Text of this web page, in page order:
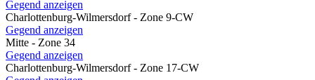
Gegend anzeigen
Charlottenburg-Wilmersdorf - Zone 9-CW
Gegend anzeigen
Mitte - Zone 34
Gegend anzeigen
Charlottenburg-Wilmersdorf - Zone 17-CW